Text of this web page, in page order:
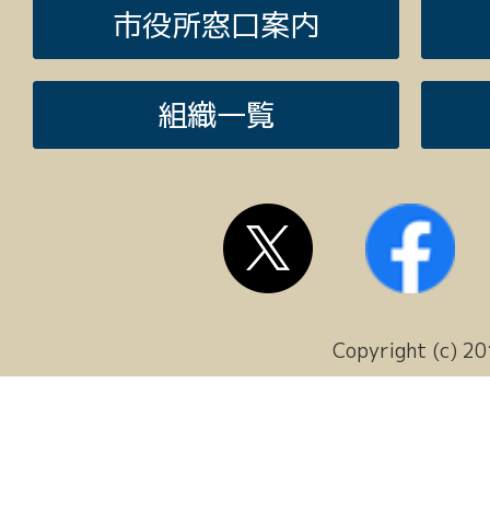
市役所窓口案内
組織一覧
Copyright (c)